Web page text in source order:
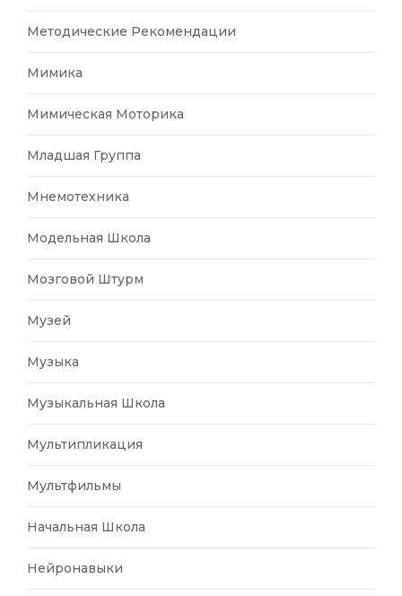
Методические Рекомендации
Мимика
Мимическая Моторика
Младшая Группа
Мнемотехника
Модельная Школа
Мозговой Штурм
Музей
Музыка
Музыкальная Школа
Мультипликация
Мультфильмы
Начальная Школа
Нейронавыки